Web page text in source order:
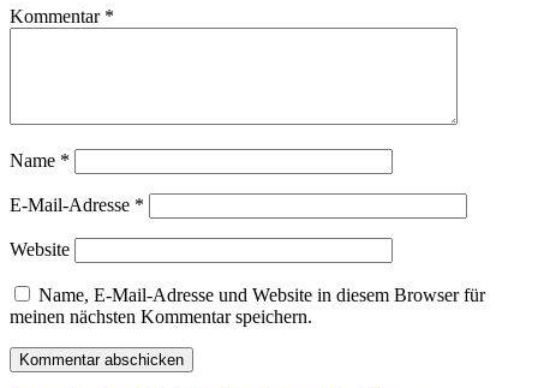
Kommentar *
Name *
E-Mail-Adresse *
Website
Name, E-Mail-Adresse und Website in diesem Browser für
meinen nächsten Kommentar speichern.